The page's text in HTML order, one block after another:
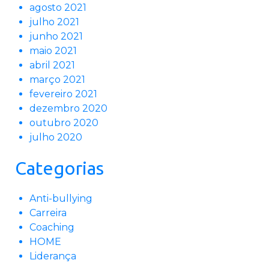
agosto 2021
julho 2021
junho 2021
maio 2021
abril 2021
março 2021
fevereiro 2021
dezembro 2020
outubro 2020
julho 2020
Categorias
Anti-bullying
Carreira
Coaching
HOME
Liderança